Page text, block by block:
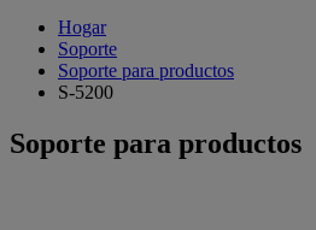
Hogar
Soporte
Soporte para productos
S-5200
Soporte para productos